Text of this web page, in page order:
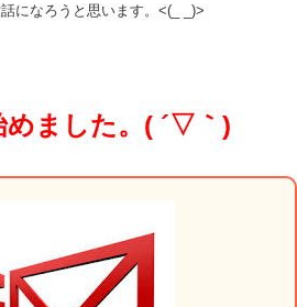
になろうと思います。<(_ _)>
めました。( ´▽｀)